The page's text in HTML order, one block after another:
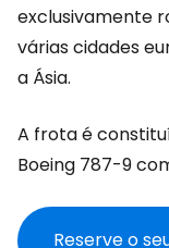
exclusivamente
várias cidades
a Ásia.
A frota é
Boeing 787-9
Reserve o